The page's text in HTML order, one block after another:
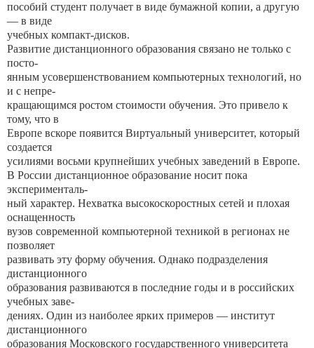
пособий студент получает в виде бумажной копии, а другую
— в виде
учебных компакт-дисков.
Развитие дистанционного образования связано не только с
посто-
янным усовершенствованием компьютерных технологий, но
и с непре-
кращающимся ростом стоимости обучения. Это привело к
тому, что в
Европе вскоре появится Виртуальный университет, который
создается
усилиями восьми крупнейших учебных заведений в Европе.
В России дистанционное образование носит пока
эксперименталь-
ный характер. Нехватка высокоскоростных сетей и плохая
оснащенность
вузов современной компьютерной техникой в регионах не
позволяет
развивать эту форму обучения. Однако подразделения
дистанционного
образования развиваются в последние годы и в российских
учебных заве-
дениях. Один из наиболее ярких примеров — институт
дистанционного
образования Московского государственного университета